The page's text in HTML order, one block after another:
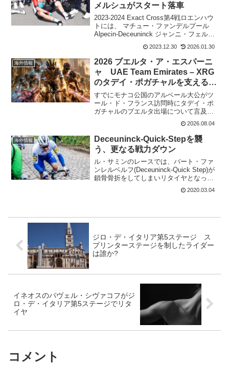
メルシュがスタート落車
2023-2024 Exact Cross第4戦ロエンハウ
トには、 マチュー・ファンデルプール
Alpecin-Deceuninck ジャンニ・フェルメ
ルシュ Alpecin-Deceuninck ゼネク・ス
ティバル Team Jayco ...
2023.12.30 2026.01.30
海外情報
2026 ブエルタ・ア・エスパーニ
ャ UAE Team Emirates – XRG
のタデイ・ポガチャルを支えるメ
ンバー
すでにモナコ公国のアルベール大公がツ
ール・ド・フランス訪問時にタデイ・ポ
ガチャルのブエルタ出場について言及し
ていた。8月3日にUAE Team Emirates -
XRGはタデイ・ポガチャルのブエルタ・
ア・エスパーニャ出場を発表となっ
た。...
2026.08.04
海外情報
Deceuninck-Quick-Stepを襲
う、更なる戦力ダウン
ル・サミンのレースでは、バート・ファ
ンレルベルフ(Deceuninck-Quick Step)が
鎖骨骨折をしてしまいリタイヤとなって
しまった。Deceuninck-Quick Stepでは、
落車によるリタイヤが続いている。ミッ
2020.03.04
ジロ・デ・イタリア第5ステージ ス
プリンターステージを制したライダー
は誰か?
イネオスのパヴェル・シヴァコフがジ
ロ・デ・イタリア第5ステージでリタ
イヤ
コメント